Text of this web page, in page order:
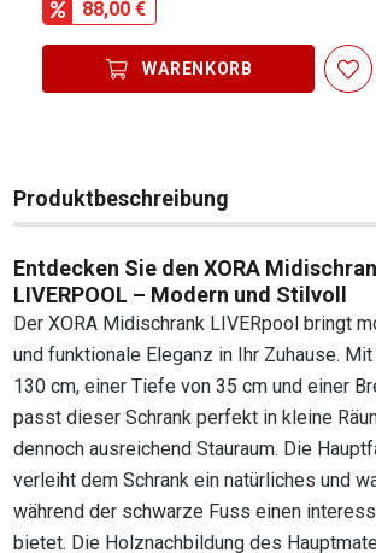
88,00 €
WARENKORB
Produktbeschreibung
Entdecken Sie den XORA
LIVERPOOL – Modern und Stilvoll
Der XORA Midischrank LIVERpool bringt
und funktionale Eleganz in Ihr Zuhause.
130 cm, einer Tiefe von 35 cm und einer
passt dieser Schrank perfekt in kleine
dennoch ausreichend Stauraum. Die
verleiht dem Schrank ein natürliches und
während der schwarze Fuss einen
bietet. Die Holznachbildung des